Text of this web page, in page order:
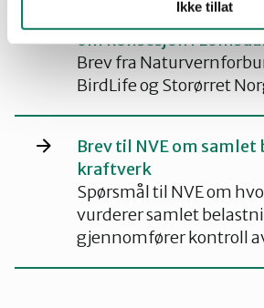
Ikke tillat
Les brev sendt til NVE
om konsesjon i
Brev fra
BirdLife og Storørret
Brev til NVE om
kraftverk
Spørsmål til NVE om
vurderer samlet
gjennomfører kontroll